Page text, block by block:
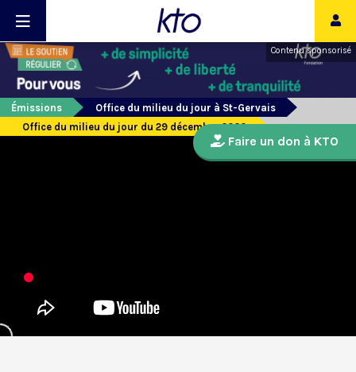
Contenu sponsorisé
Émissions
Office du milieu du jour à St-Gervais
Office du milieu du jour du 29 décembre 2020
Faire un don à KTO